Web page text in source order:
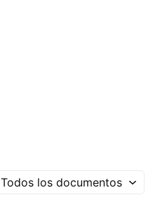
Todos los documentos